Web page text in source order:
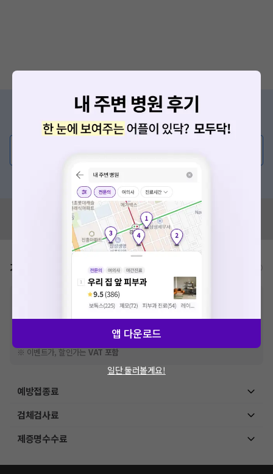
증상/치료, 궁금한 점이 있나요?
의사가 직접 답해드려요!
혹은, 의료상담 서비스에 다양한 게시글 보러가기
혹시 잘못된 병원정보가 있나요?
모두닥 팀에 알려주세요!
가격표
비급여 항목의 경우,추가비용 등으로 실제 가격과 상이할 수 있으니, 정확
한 가격은 해당 의료기관에 직접 문의해주세요.
※급여 항목의 경우,건강보험심사평가원에 고지되어 있는 급여 진료 기준 가
격입니다. (진료와 연관된 복합적인 비용이 추가되어, 병원마다 금액이 다르게
산정될 수 있는 점 참고 바랍니다.)
※ 이벤트가, 할인가는VAT 포함
예방접종료
검체검사료
제증명수수료
앱 다운로드
일단 둘러볼게요!